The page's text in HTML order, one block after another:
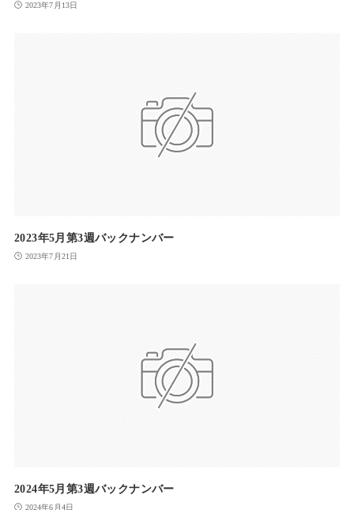
2023年7月13日
2023年5月第3週バックナンバー
2023年7月21日
2024年5月第3週バックナンバー
2024年6月4日